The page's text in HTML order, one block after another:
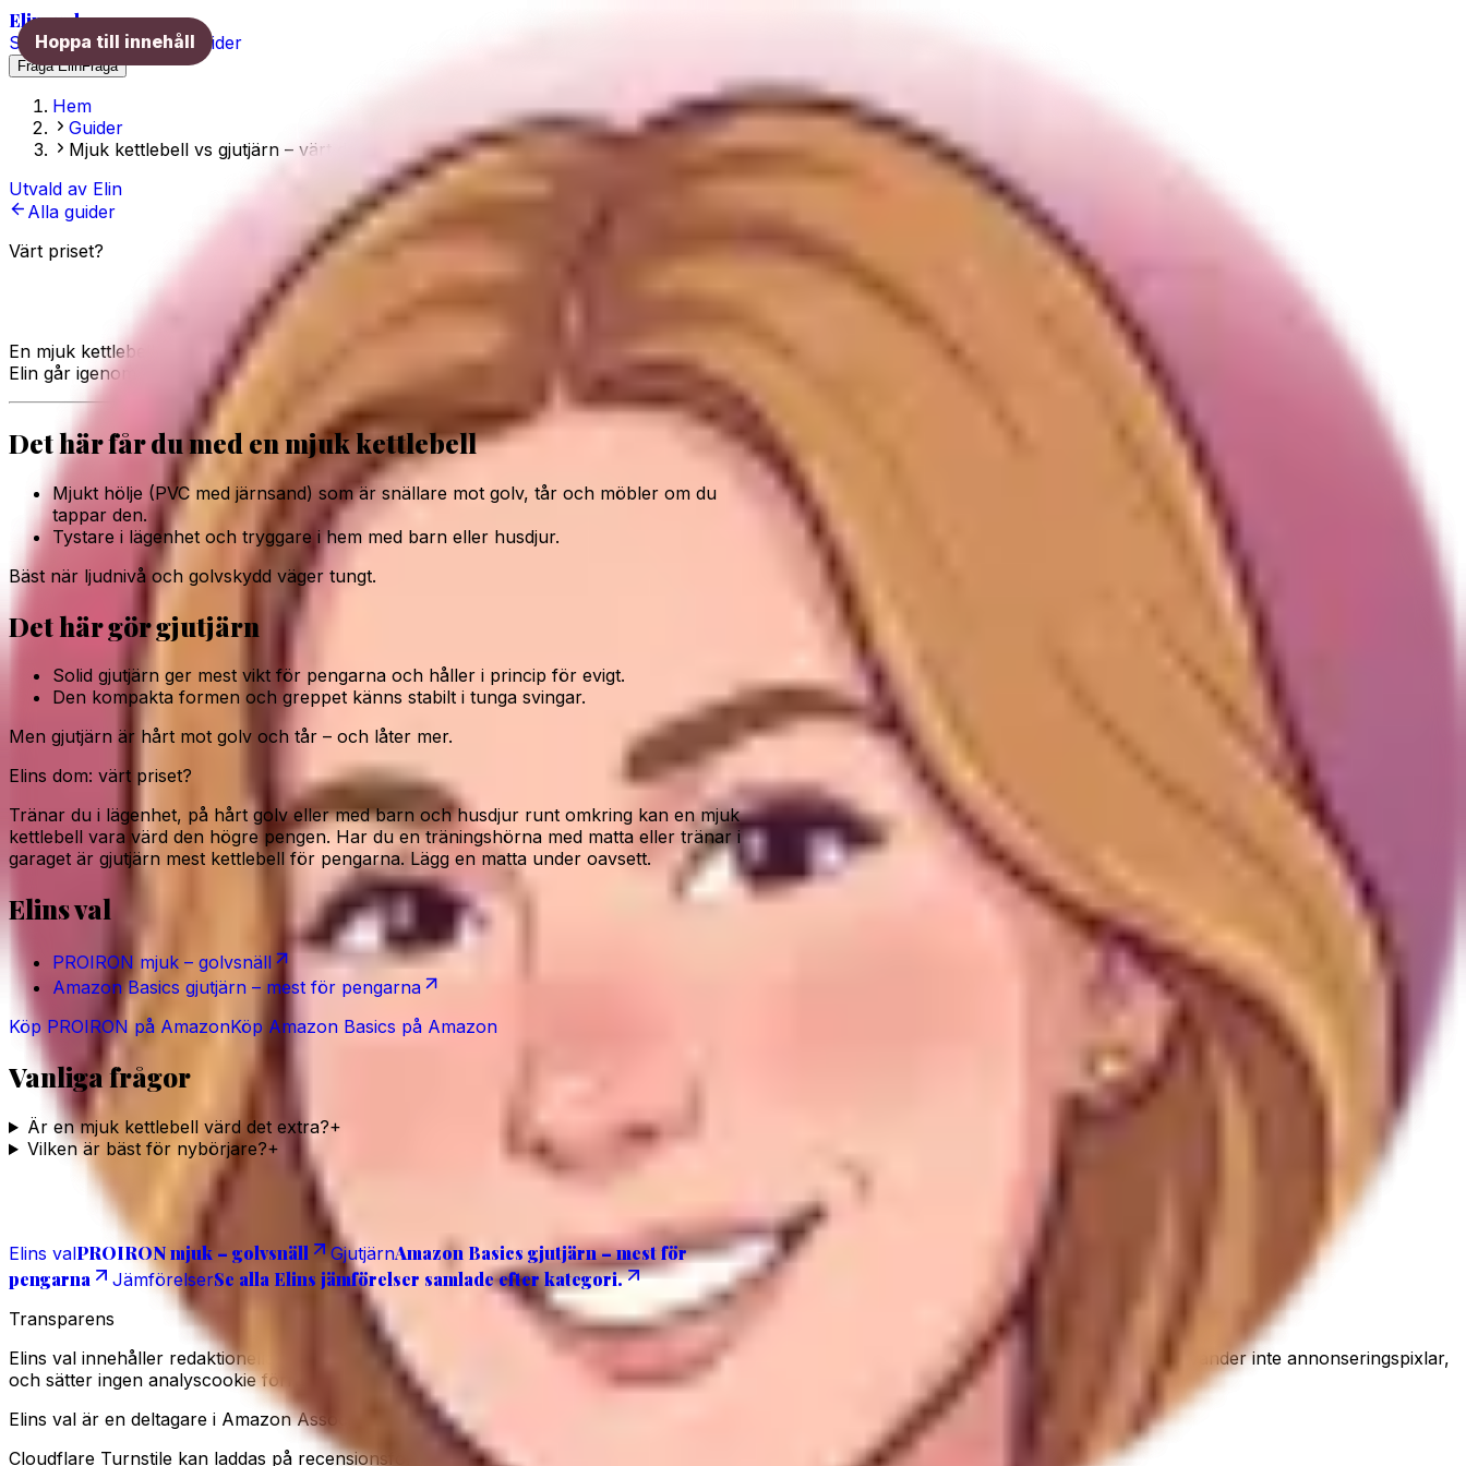
Hoppa till innehåll
Elins val
SkönhetHälsa TräningGuider
Fråga ElinFråga
Hem
Guider
Mjuk kettlebell vs gjutjärn – värt det golvvänliga?
Utvald av Elin
Alla guider
Värt priset?
Mjuk kettlebell vs gjutjärn – värt det golvvänliga?
En mjuk kettlebell kostar ofta mer per kilo än en i gjutjärn. Är det golvvänliga värt det?
Elin går igenom det ärligt.
Det här får du med en mjuk kettlebell
Mjukt hölje (PVC med järnsand) som är snällare mot golv, tår och möbler om du
tappar den.
Tystare i lägenhet och tryggare i hem med barn eller husdjur.
Bäst när ljudnivå och golvskydd väger tungt.
Det här gör gjutjärn
Solid gjutjärn ger mest vikt för pengarna och håller i princip för evigt.
Den kompakta formen och greppet känns stabilt i tunga svingar.
Men gjutjärn är hårt mot golv och tår – och låter mer.
Elins dom: värt priset?
Tränar du i lägenhet, på hårt golv eller med barn och husdjur runt omkring kan en mjuk
kettlebell vara värd den högre pengen. Har du en träningshörna med matta eller tränar i
garaget är gjutjärn mest kettlebell för pengarna. Lägg en matta under oavsett.
Elins val
PROIRON mjuk – golvsnäll
Amazon Basics gjutjärn – mest för pengarna
Köp PROIRONpå AmazonKöp Amazon Basics på Amazon
Vanliga frågor
Är en mjuk kettlebell värd det extra?+
Vilken är bäst för nybörjare?+
Läs även
Elins valPROIRON mjuk – golvsnäll GjutjärnAmazon Basics gjutjärn – mest för
pengarna
JämförelserSe alla Elins jämförelser samlade efter kategori.
Transparens
Elins val innehåller redaktionella produkturval och reklamlänkar till Amazon. Recensioner från besökare modereras innan de publiceras. Vi använder inte annonseringspixlar,
och sätter ingen analyscookie förrän du godkänner det i cookiebannern.
Elins val är en deltagare i Amazon Associates-programmet. Som Amazon-partner tjänar vi på kvalificerade köp.
Cloudflare Turnstile kan laddas på recensionsformulär när det är aktiverat, för att minska spam och skydda communityn.